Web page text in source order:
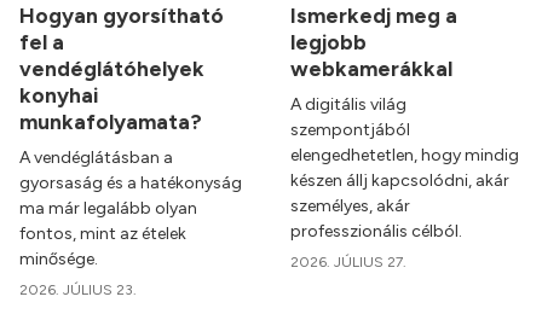
Hogyan gyorsítható
fel a
vendéglátóhelyek
konyhai
munkafolyamata?
A vendéglátásban a
gyorsaság és a hatékonyság
ma már legalább olyan
fontos, mint az ételek
minősége.
2026. JÚLIUS 23.
Ismerkedj meg a
legjobb
webkamerákkal
A digitális világ
szempontjából
elengedhetetlen, hogy mindig
készen állj kapcsolódni, akár
személyes, akár
professzionális célból.
2026. JÚLIUS 27.